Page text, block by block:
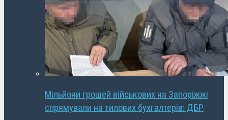
Мільйони грошей військових на Запоріжжі
спрямували на тилових бухгалтерів: ДБР